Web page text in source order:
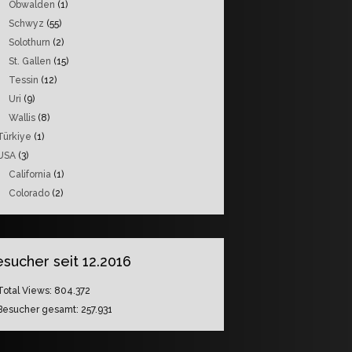
Obwalden (1)
Schwyz (55)
Solothurn (2)
St. Gallen (15)
Tessin (12)
Uri (9)
Wallis (8)
(1)
(3)
California (1)
Colorado (2)
seit 12.2016
Views: 804.372
gesamt:257.931